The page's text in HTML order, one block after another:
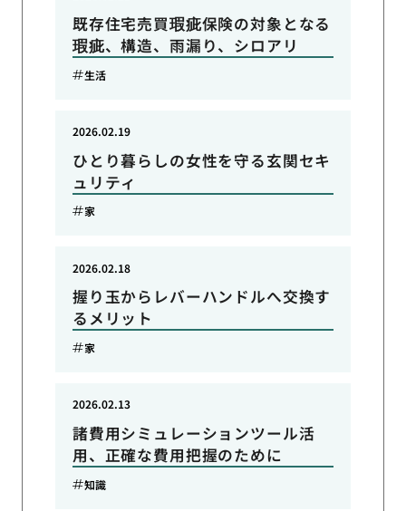
既存住宅売買瑕疵保険の対象となる
瑕疵、構造、雨漏り、シロアリ
生活
ひとり暮らしの女性を守る玄関セキ
ュリティ
2026.02.19
家
握り玉からレバーハンドルへ交換す
るメリット
2026.02.18
家
諸費用シミュレーションツール活
用、正確な費用把握のために
2026.02.13
知識